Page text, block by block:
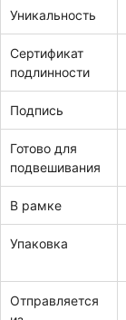
Уникальность
Сертификат
подлинности
Подпись
Готово для
подвешивания
В рамке
Упаковка
Отправляется